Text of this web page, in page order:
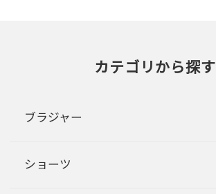
カテゴリから探す
ブラジャー
ショーツ